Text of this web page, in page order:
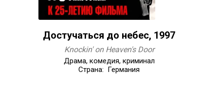
Достучаться до небес, 1997
Knockin' on Heaven's Door
Драма, комедия, криминал
Страна: Германия